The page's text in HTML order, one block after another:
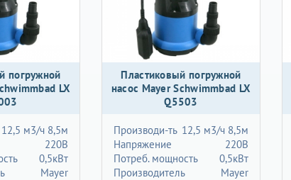
погружной
LX
12,5 м3/ч 8,5м
220В
0,5кВт
Mayer
Пластиковый погружной
насос Mayer Schwimmbad LX
Q5503
12,5 м3/ч 8,5м
Производи-ть
220В
Напряжение
0,5кВт
Потреб. мощность
Mayer
Производитель